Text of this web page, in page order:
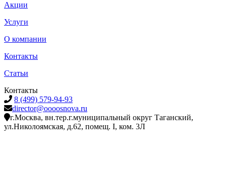
Акции
Услуги
О компании
Контакты
Статьи
Контакты
8 (499) 579-94-93
director@oooosnova.ru
г.Москва, вн.тер.г.муниципальный округ Таганский,
ул.Николоямская, д.62, помещ. I, ком. 3Л